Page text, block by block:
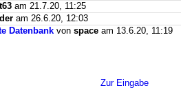
am 21.7.20, 11:25
am 26.6.20, 12:03
Datenbank von space am 13.6.20, 11:19
Zur Eingabe